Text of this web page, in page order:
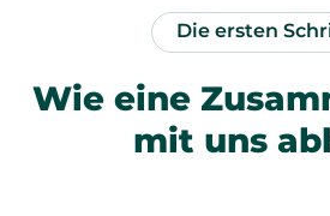
Die ersten
Wie eine
mit uns